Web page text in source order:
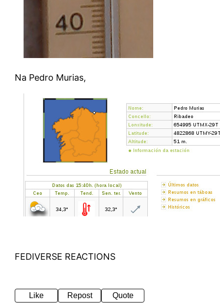
Na Pedro Murias,
FEDIVERSE REACTIONS
Like Repost Quote